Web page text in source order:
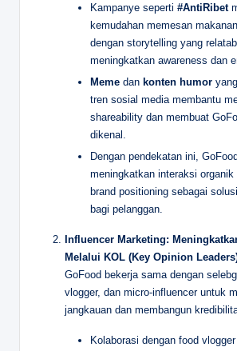
Kampanye seperti #AntiRibet
kemudahan memesan
dengan storytelling yang
meningkatkan awareness dan
Meme dan konten humor
tren sosial media membantu
shareability dan membuat
dikenal.
Dengan pendekatan ini,
meningkatkan interaksi
brand positioning sebagai
bagi pelanggan.
Influencer Marketing:
Melalui KOL (Key Opinion
GoFood bekerja sama dengan
vlogger, dan micro-influencer untuk
jangkauan dan membangun
Kolaborasi dengan food